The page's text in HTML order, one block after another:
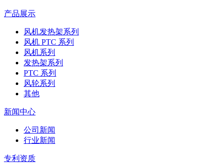
产品展示
风机发热架系列
风机 PTC 系列
风机系列
发热架系列
PTC 系列
风轮系列
其他
新闻中心
公司新闻
行业新闻
专利资质